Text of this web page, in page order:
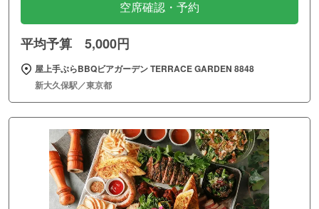
空席確認・予約
平均予算 5,000円
屋上手ぶらBBQビアガーデン TERRACE GARDEN 8848
新大久保駅／東京都